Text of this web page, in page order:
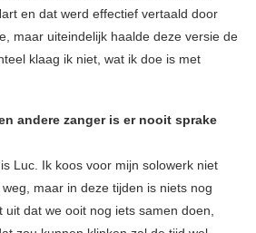
en dat werd effectief vertaald door
maar uiteindelijk haalde deze versie de
klaag ik niet, wat ik doe is met
andere zanger is er nooit sprake
Luc. Ik koos voor mijn solowerk niet
maar in deze tijden is niets nog
uit dat we ooit nog iets samen doen,